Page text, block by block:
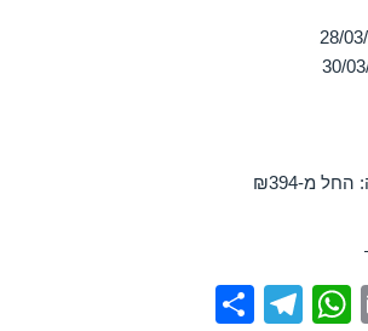
מ-₪394
במלון יו מגיק פאלאס – אילת 28/03/2018
E
W
T